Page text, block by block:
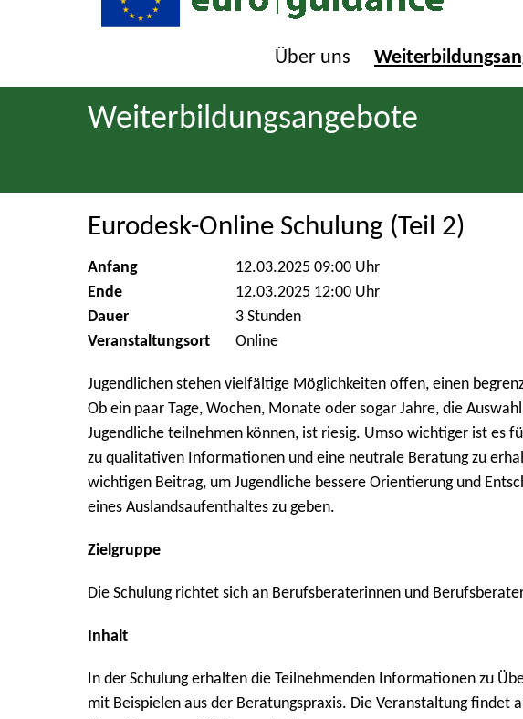
Über uns
Weiterbildungsangebote
Eurodesk-Online Schulung (Teil 2)
Anfang
12.03.2025 09:00 Uhr
Ende
12.03.2025 12:00 Uhr
Dauer
3 Stunden
Veranstaltungsort
Online
Jugendlichen stehen vielfältige Möglichkeiten offen, einen
Ob ein paar Tage, Wochen, Monate oder sogar Jahre, die
Jugendliche teilnehmen können, ist riesig. Umso wichtiger ist es
zu qualitativen Informationen und eine neutrale Beratung zu
wichtigen Beitrag, um Jugendliche bessere Orientierung und
eines Auslandsaufenthaltes zu geben.
Zielgruppe
Die Schulung richtet sich an Berufsberaterinnen und
Inhalt
In der Schulung erhalten die Teilnehmenden Informationen zu
mit Beispielen aus der Beratungspraxis. Die Veranstaltung findet